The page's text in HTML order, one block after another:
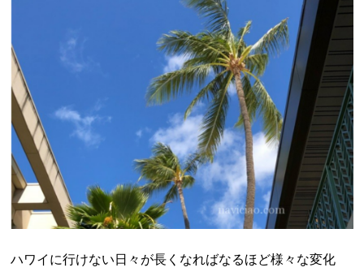
ハワイに行けない日々が長くなればなるほど様々な変化